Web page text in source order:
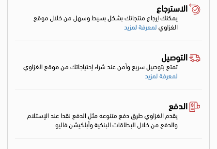
الاسترجاع
يمكنك إرجاع منتجاتك بشكل بسيط وسهل من خلال موقع
الغزاويلمعرفة لمزيد
التوصيل
تمتع بتوصيل سريع وأمن عند شراء إحتياجاتك من موقع الغزاوي
لمعرفة لمزيد
الدفع
يقدم الغزاوي طرق دفع متنوعه مثل الدفع نقدا عند الإستلام
والدفع من خلال البطاقات البنكية وأبلكيشن فاليو